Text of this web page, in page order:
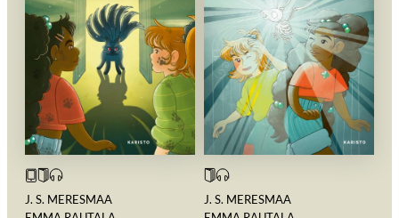
J. S. MERESMAA
J. S. MERESMAA